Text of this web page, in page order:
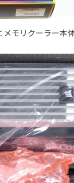
モリクーラー本